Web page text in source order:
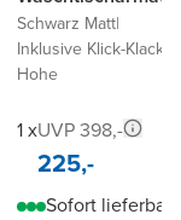
Schwarz Matt|
Inklusive Klick-Klack
Hohe
1 xUVP 398,-
225,-
Sofort lieferbar